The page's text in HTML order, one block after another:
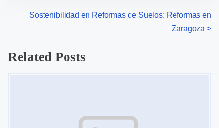
Sostenibilidad en Reformas de Suelos: Reformas en
Zaragoza >
Related Posts